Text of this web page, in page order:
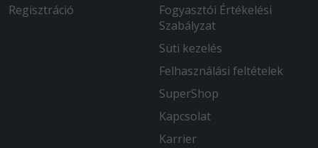
Regisztráció
Fogyasztói Értékelési
Szabályzat
Süti kezelés
Felhasználási feltételek
SuperShop
Kapcsolat
Karrier